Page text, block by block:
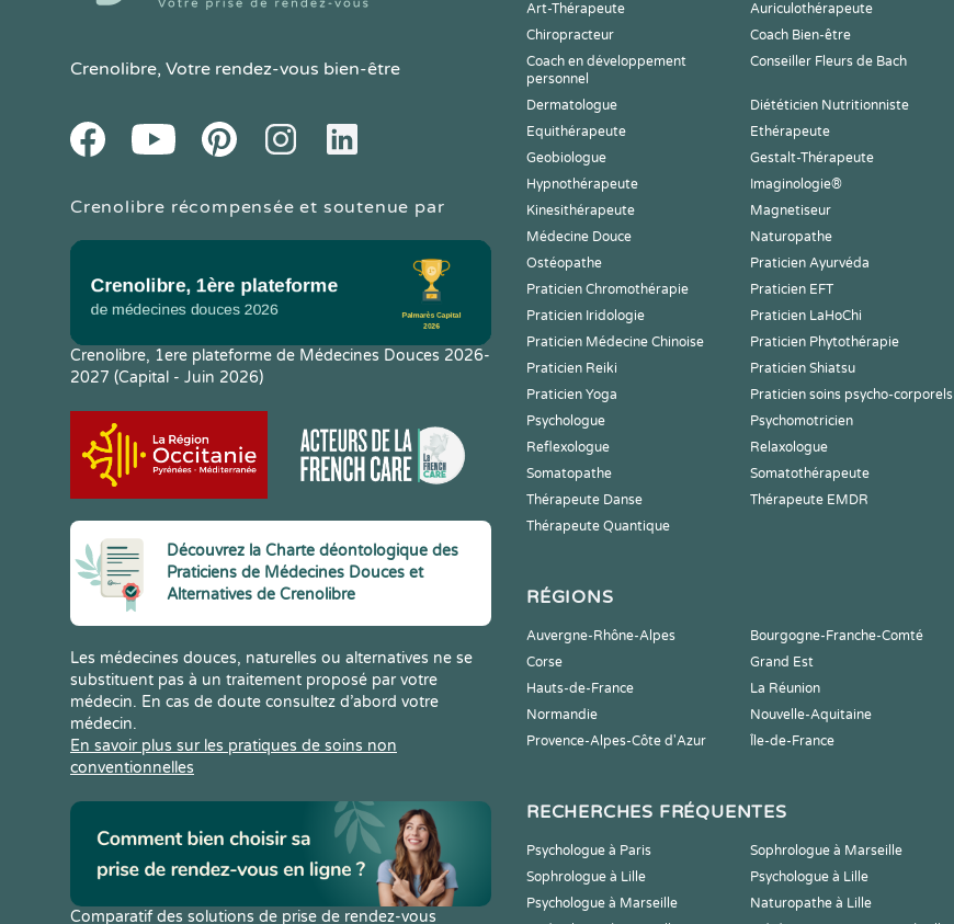
Crenolibre, Votre rendez-vous bien-être
FacebookYoutube PinteresetInstagramLinkedIn
Crenolibre récompensée et soutenue par
Crenolibre, 1ere plateforme de Médecines Douces 2026-
2027 (Capital - Juin 2026)
Découvrez la Charte déontologique des
Praticiens de Médecines Douces et
Alternatives de Crenolibre
Les médecines douces, naturelles ou alternatives ne se
substituent pas à un traitement proposé par votre
médecin. En cas de doute consultez d’abord votre
médecin.
En savoir plus sur les pratiques de soins non
conventionnelles
Comparatif des solutions de prise de rendez-vous
Art-Thérapeute
Auriculothérapeute
Chiropracteur
Coach Bien-être
Coach en développement
personnel
Conseiller Fleurs de Bach
Dermatologue Diététicien Nutritionniste
Equithérapeute
Ethérapeute
Geobiologue
Gestalt-Thérapeute
Hypnothérapeute
Imaginologie®
Kinesithérapeute
Magnetiseur
Médecine Douce
Naturopathe
Ostéopathe
Praticien Ayurvéda
Praticien Chromothérapie
Praticien EFT
Praticien Iridologie
Praticien LaHoChi
Praticien Médecine Chinoise
Praticien Phytothérapie
Praticien Reiki
Praticien Shiatsu
Praticien Yoga
Praticien soins psycho-corporels
Psychologue
Psychomotricien
Reflexologue
Relaxologue
Somatopathe
Somatothérapeute
Thérapeute Danse
Thérapeute EMDR
Thérapeute Quantique
RÉGIONS
Auvergne-Rhône-Alpes Bourgogne-Franche-Comté
Corse
Grand Est
Hauts-de-France
La Réunion
Normandie
Nouvelle-Aquitaine
Provence-Alpes-Côte d'Azur
Île-de-France
RECHERCHES FRÉQUENTES
Psychologue à Paris Sophrologue à Marseille
Sophrologue à Lille
Psychologue à Lille
Psychologue à Marseille
Naturopathe à Lille